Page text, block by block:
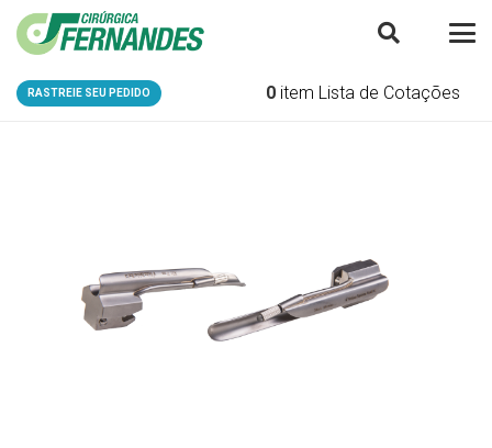
RASTREIE SEU PEDIDO 0 item Lista de Cotações